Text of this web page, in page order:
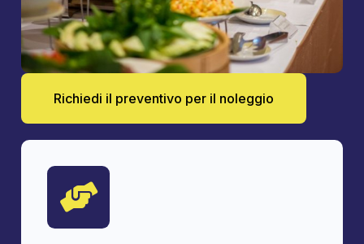
Richiedi il preventivo per il noleggio